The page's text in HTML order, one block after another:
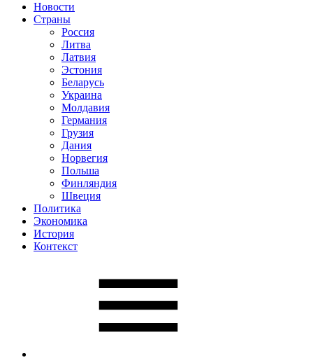
Новости
Страны
Россия
Литва
Латвия
Эстония
Беларусь
Украина
Молдавия
Германия
Грузия
Дания
Норвегия
Польша
Финляндия
Швеция
Политика
Экономика
История
Контекст